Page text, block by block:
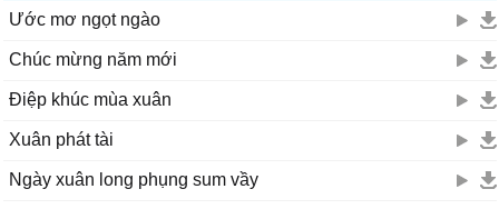
Ước mơ ngọt ngào
Chúc mừng năm mới
Điệp khúc mùa xuân
Xuân phát tài
Ngày xuân long phụng sum vầy